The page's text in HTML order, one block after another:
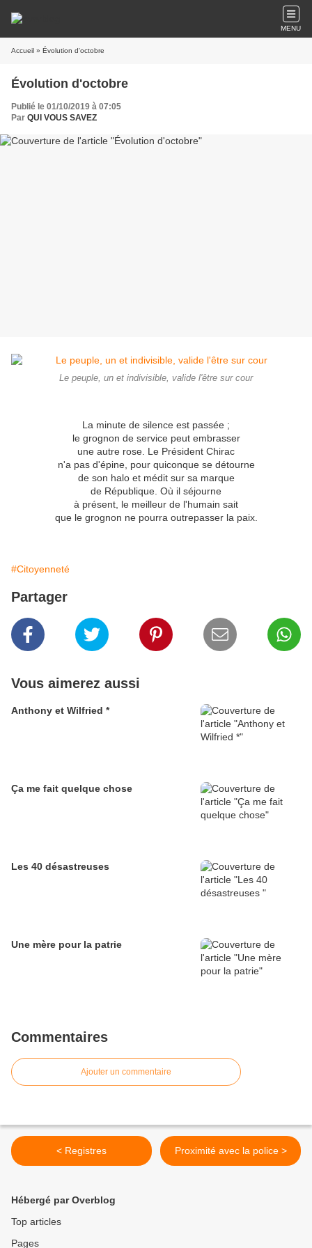
MENU
Accueil » Évolution d'octobre
Évolution d'octobre
Publié le 01/10/2019 à 07:05
Par QUI VOUS SAVEZ
Le peuple, un et indivisible, valide l'être sur cour
La minute de silence est passée ;
le grognon de service peut embrasser
une autre rose. Le Président Chirac
n'a pas d'épine, pour quiconque se détourne
de son halo et médit sur sa marque
de République. Où il séjourne
à présent, le meilleur de l'humain sait
que le grognon ne pourra outrepasser la paix.
#Citoyenneté
Partager
Vous aimerez aussi
Anthony et Wilfried *
Ça me fait quelque chose
Les 40 désastreuses
Une mère pour la patrie
Commentaires
Ajouter un commentaire
< Registres Proximité avec la police >
Hébergé par Overblog
Top articles
Pages